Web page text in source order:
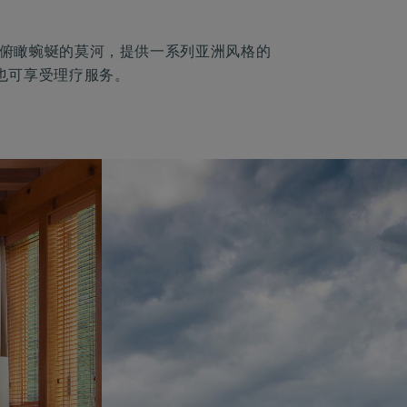
瞰蜿蜒的莫河，提供一系列亚洲风格的
享受理疗服务。